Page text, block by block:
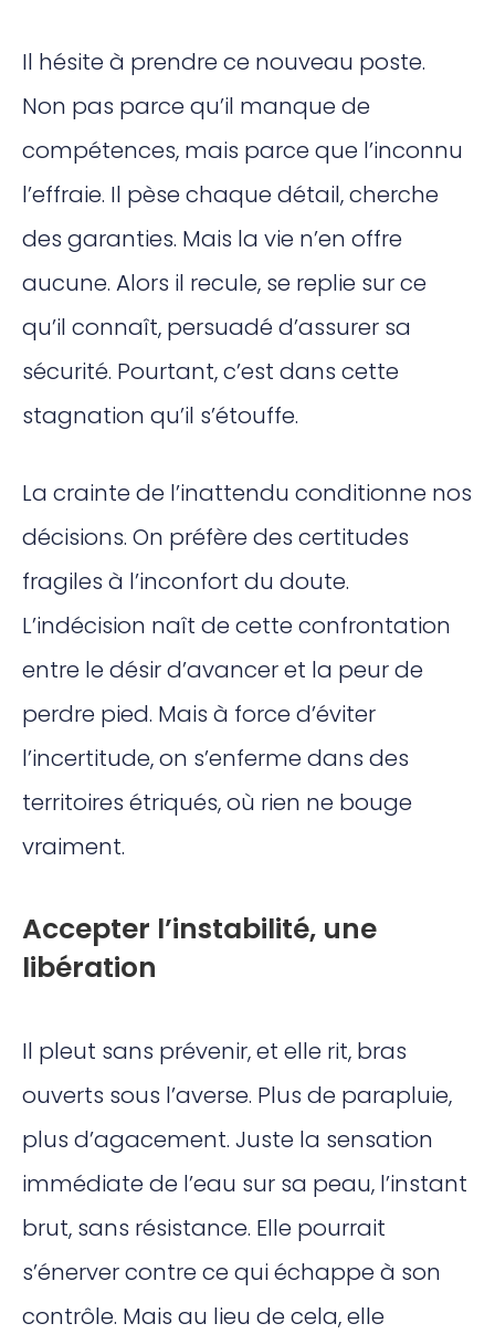
Il hésite à prendre ce nouveau poste.
Non pas parce qu’il manque de
compétences, mais parce que l’inconnu
l’effraie. Il pèse chaque détail, cherche
des garanties. Mais la vie n’en offre
aucune. Alors il recule, se replie sur ce
qu’il connaît, persuadé d’assurer sa
sécurité. Pourtant, c’est dans cette
stagnation qu’il s’étouffe.
La crainte de l’inattendu conditionne nos
décisions. On préfère des certitudes
fragiles à l’inconfort du doute.
L’indécision naît de cette confrontation
entre le désir d’avancer et la peur de
perdre pied. Mais à force d’éviter
l’incertitude, on s’enferme dans des
territoires étriqués, où rien ne bouge
vraiment.
Accepter l’instabilité, une
libération
Il pleut sans prévenir, et elle rit, bras
ouverts sous l’averse. Plus de parapluie,
plus d’agacement. Juste la sensation
immédiate de l’eau sur sa peau, l’instant
brut, sans résistance. Elle pourrait
s’énerver contre ce qui échappe à son
contrôle. Mais au lieu de cela, elle